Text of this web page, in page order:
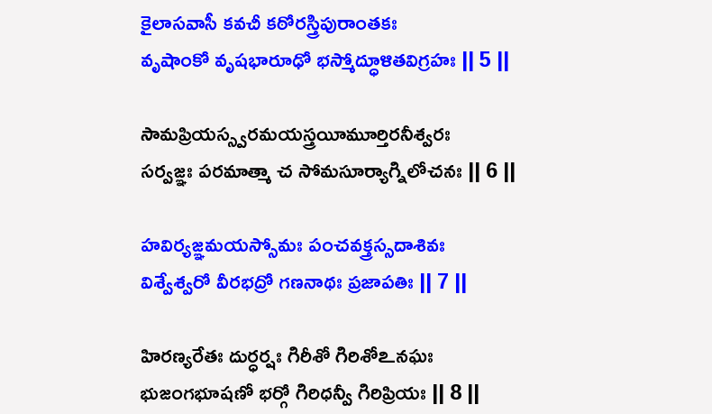
కైలాసవాసీ కవచీ కఠోరస్త్రిపురాంతకః
వృషాంకో వృషభారూఢో భస్మోద్ధూళితవిగ్రహః || 5 ||
సామప్రియస్స్వరమయస్త్రయీమూర్తిరనీశ్వరః
సర్వజ్ఞః పరమాత్మా చ సోమసూర్యాగ్నిలోచనః || 6 ||
హవిర్యజ్ఞమయస్సోమః పంచవక్త్రస్సదాశివః
విశ్వేశ్వరో వీరభద్రో గణనాథః ప్రజాపతిః || 7 ||
హిరణ్యరేతః దుర్ధర్షః గిరీశో గిరిశోఽనఘః
భుజంగభూషణో భర్గో గిరిధన్వీ గిరిప్రియః || 8 ||